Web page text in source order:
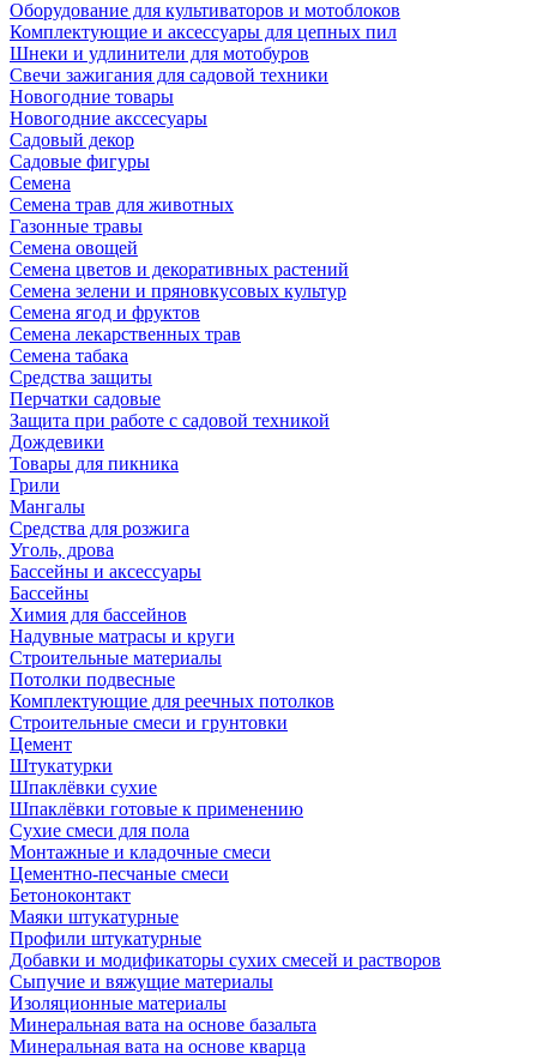
Оборудование для культиваторов и мотоблоков
Комплектующие и аксессуары для цепных пил
Шнеки и удлинители для мотобуров
Свечи зажигания для садовой техники
Новогодние товары
Новогодние акссесуары
Садовый декор
Садовые фигуры
Семена
Семена трав для животных
Газонные травы
Семена овощей
Семена цветов и декоративных растений
Семена зелени и пряновкусовых культур
Семена ягод и фруктов
Семена лекарственных трав
Семена табака
Средства защиты
Перчатки садовые
Защита при работе с садовой техникой
Дождевики
Товары для пикника
Грили
Мангалы
Средства для розжига
Уголь, дрова
Бассейны и аксессуары
Бассейны
Химия для бассейнов
Надувные матрасы и круги
Строительные материалы
Потолки подвесные
Комплектующие для реечных потолков
Строительные смеси и грунтовки
Цемент
Штукатурки
Шпаклёвки сухие
Шпаклёвки готовые к применению
Сухие смеси для пола
Монтажные и кладочные смеси
Цементно-песчаные смеси
Бетоноконтакт
Маяки штукатурные
Профили штукатурные
Добавки и модификаторы сухих смесей и растворов
Сыпучие и вяжущие материалы
Изоляционные материалы
Минеральная вата на основе базальта
Минеральная вата на основе кварца